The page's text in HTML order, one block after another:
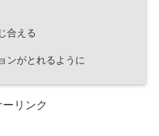
合える
ンがとれるように
リンク